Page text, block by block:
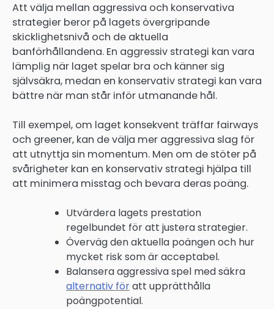
Att välja mellan aggressiva och konservativa
strategier beror på lagets övergripande
skicklighetsnivå och de aktuella
banförhållandena. En aggressiv strategi kan vara
lämplig när laget spelar bra och känner sig
självsäkra, medan en konservativ strategi kan vara
bättre när man står inför utmanande hål.
Till exempel, om laget konsekvent träffar fairways
och greener, kan de välja mer aggressiva slag för
att utnyttja sin momentum. Men om de stöter på
svårigheter kan en konservativ strategi hjälpa till
att minimera misstag och bevara deras poäng.
Utvärdera lagets prestation
regelbundet för att justera strategier.
Överväg den aktuella poängen och hur
mycket risk som är acceptabel.
Balansera aggressiva spel med säkra
alternativ föratt upprätthålla
poängpotential.